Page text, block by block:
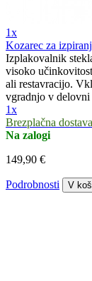
1x
Kozarec za
Izplakovalnik
visoko
ali restavracijo.
vgradnjo v delovni
1x
Brezplačna dostava
Na zalogi
149,90 €
Podrobnosti V